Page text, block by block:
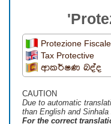
Protezione Fiscale
Tax Protective
ආකර්ෂණ බද්ද
CAUTION
Due to automatic
than English and
For the correct